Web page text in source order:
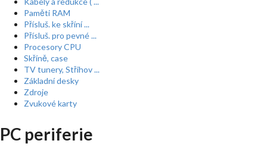
Paměti RAM
Přísluš. ke skříní ...
Přísluš. pro pevné ...
Procesory CPU
Skříně, case
TV tunery, Střihov ...
Základní desky
Zdroje
Zvukové karty
PC periferie